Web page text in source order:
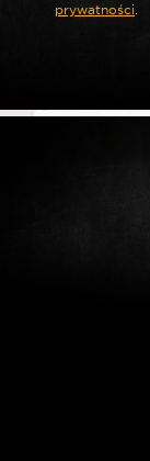
E-mail*
prywatności.